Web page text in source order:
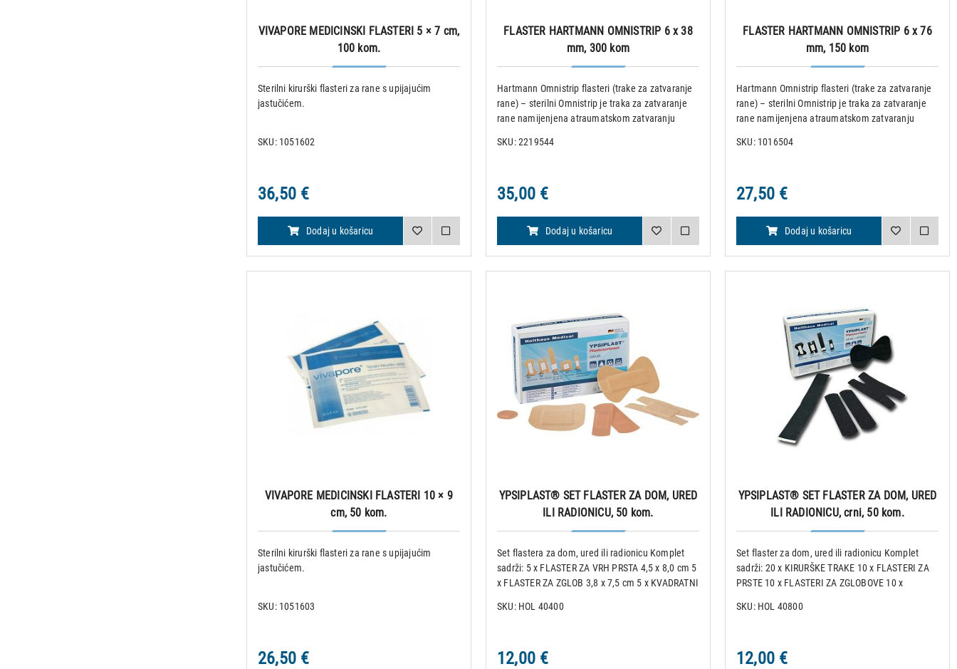
VIVAPORE MEDICINSKI FLASTERI 5 × 7 cm,
100 kom.
Sterilni kirurški flasteri za rane s upijajućim
jastučićem.
SKU: 1051602
36,50 €
Dodaj u košaricu
FLASTER HARTMANN OMNISTRIP 6 x 38
mm, 300 kom
Hartmann Omnistrip flasteri (trake za zatvaranje
rane) – sterilni Omnistrip je traka za zatvaranje
rane namijenjena atraumatskom zatvaranju
primarnom intencijom. Štiti rubove rane od
SKU: 2219544
35,00 €
Dodaj u košaricu
FLASTER HARTMANN OMNISTRIP 6 x 76
mm, 150 kom
Hartmann Omnistrip flasteri (trake za zatvaranje
rane) – sterilni Omnistrip je traka za zatvaranje
rane namijenjena atraumatskom zatvaranju
primarnom intencijom. Štiti rubove rane od
SKU: 1016504
27,50 €
Dodaj u košaricu
VIVAPORE MEDICINSKI FLASTERI 10 × 9
cm, 50 kom.
Sterilni kirurški flasteri za rane s upijajućim
jastučićem.
SKU: 1051603
26,50 €
YPSIPLAST® SET FLASTER ZA DOM, URED
ILI RADIONICU, 50 kom.
Set flastera za dom, ured ili radionicu Komplet
sadrži: 5 x FLASTER ZA VRH PRSTA 4,5 x 8,0 cm 5
x FLASTER ZA ZGLOB 3,8 x 7,5 cm 5 x KVADRATNI
2,0 x 12 cm 5 x FLASTER ZA VRH PRSTA 2,0 x 18
SKU: HOL 40400
12,00 €
YPSIPLAST® SET FLASTER ZA DOM, URED
ILI RADIONICU, crni, 50 kom.
Set flaster za dom, ured ili radionicu Komplet
sadrži: 20 x KIRURŠKE TRAKE 10 x FLASTERI ZA
PRSTE 10 x FLASTERI ZA ZGLOBOVE 10 x
SKU: HOL 40800
12,00 €